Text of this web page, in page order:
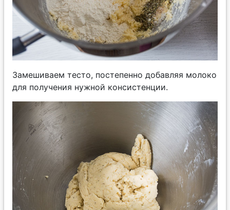
Замешиваем тесто, постепенно добавляя молоко
для получения нужной консистенции.